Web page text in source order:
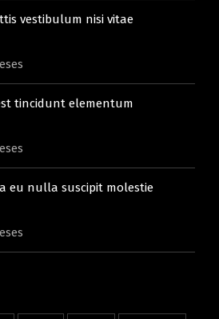
vestibulum nisi vitae
tincidunt elementum
eu nulla suscipit molestie